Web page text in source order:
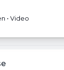
• Video